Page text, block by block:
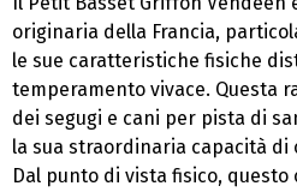
originaria della Francia,
le sue caratteristiche fisiche
temperamento vivace. Questa
dei segugi e cani per pista di
la sua straordinaria capacità
Dal punto di vista fisico,